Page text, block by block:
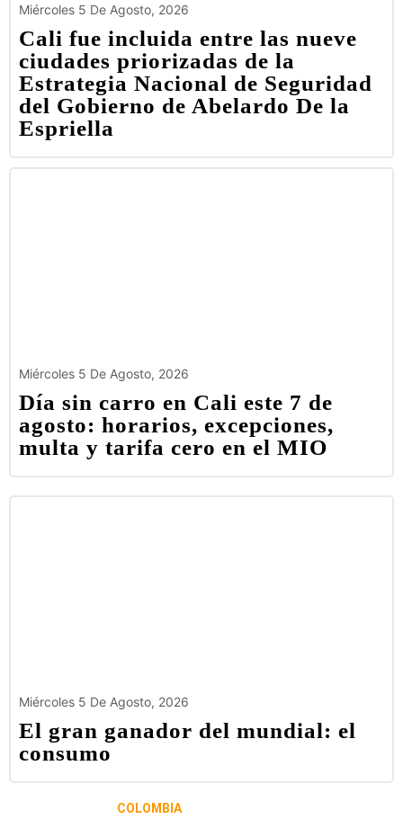
Miércoles 5 De Agosto, 2026
Cali fue incluida entre las nueve
ciudades priorizadas de la
Estrategia Nacional de Seguridad
del Gobierno de Abelardo De la
Espriella
Miércoles 5 De Agosto, 2026
Día sin carro en Cali este 7 de
agosto: horarios, excepciones,
multa y tarifa cero en el MIO
Miércoles 5 De Agosto, 2026
El gran ganador del mundial: el
consumo
COLOMBIA